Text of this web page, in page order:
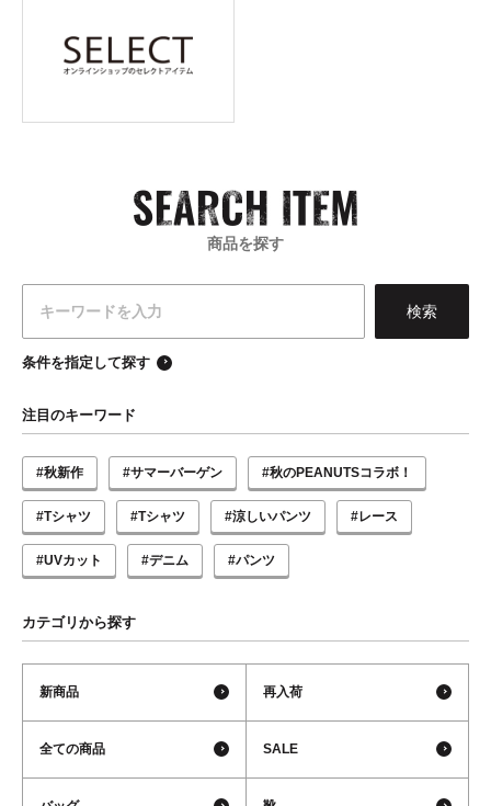
商品を探す
条件を指定して探す
注目のキーワード
#秋新作 #サマーバーゲン #秋のPEANUTSコラボ！
#Tシャツ #Tシャツ #涼しいパンツ #レース
#UVカット #デニム #パンツ
カテゴリから探す
新商品 再入荷
全ての商品 SALE